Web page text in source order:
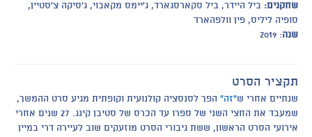
שחקנים: ביל היידר, ביל סקארסגארד, ג'יימס מקאבוי, ג'סיקה צ'סטיין,
סופיה ליליס, פין וולפהארד
שנה: 2019
תקציר הסרט
שנתיים אחרי ש"זה" הפך לסנסציה קולנועית וקופתית מגיע סרט ההמשך,
שמעבד את החצי השני של ספרו עד הכרס של סטיבן קינג. 27 שנים אחרי
אירועי הסרט הראשון, ששת גיבורי הסרט מוזעקים שוב לעיירה דרי במיין